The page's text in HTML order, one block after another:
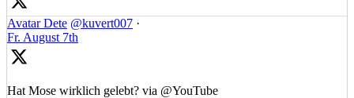
Avatar Dete @kuvert007 ·
Fr. August 7th
Hat Mose wirklich gelebt? via @YouTube